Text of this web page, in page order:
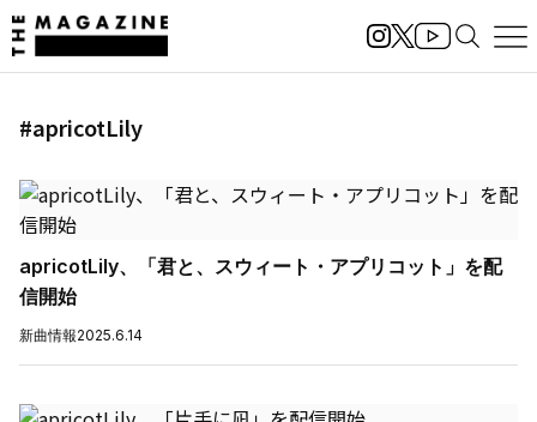
#apricotLily
apricotLily、「君と、スウィート・アプリコット」を配
信開始
新曲情報2025.6.14